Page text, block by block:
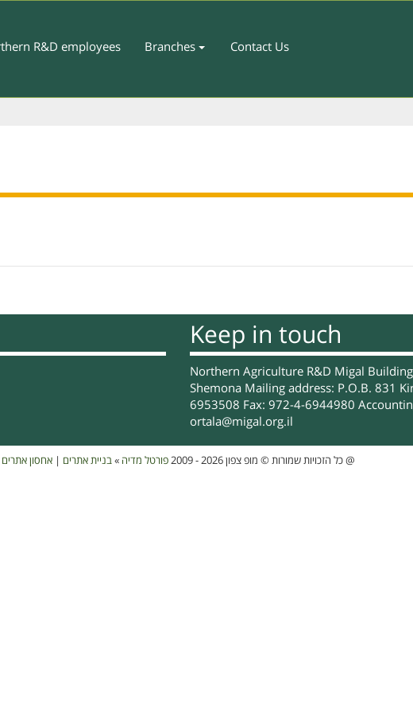
R&D employees Branches Contact Us
Keep in touch
Northern Agriculture R&D Migal
Shemona Mailing address: P.O.B. 831
6953508 Fax: 972-4-6944980
ortala@migal.org.il
כל הזכויות שמורות © מופ צפון 2026 - 2009 פורטל מדיה »בניית אתרים |אחסון אתרים @